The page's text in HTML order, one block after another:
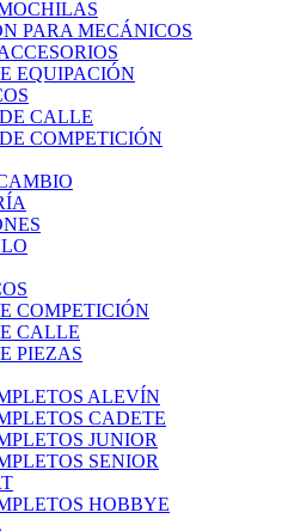
PARA MECÁNICOS
EQUIPACIÓN
CALLE
COMPETICIÓN
COMPETICIÓN
CALLE
PIEZAS
ALEVÍN
CADETE
JUNIOR
SENIOR
HOBBYE